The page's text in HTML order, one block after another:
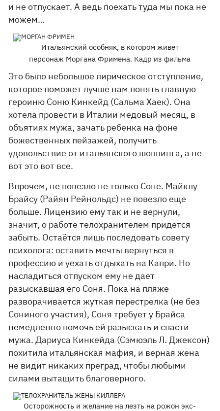
и не отпускает. А ведь поехать туда мы пока не
можем…
Итальянский особняк, в котором живет
персонаж Моргана Фримена. Кадр из фильма
Это было небольшое лирическое отступление,
которое поможет лучше нам понять главную
героиню Соню Кинкейд (Сальма Хаек). Она
хотела провести в Италии медовый месяц, в
объятиях мужа, зачать ребенка на фоне
божественных пейзажей, получить
удовольствие от итальянского шоппинга, а не
вот это вот все.
Впрочем, не повезло не только Соне. Майклу
Брайсу (Райян Рейнольдс) не повезло еще
больше. Лицензию ему так и не вернули,
значит, о работе телохранителем придется
забыть. Остаётся лишь последовать совету
психолога: оставить мечты вернуться в
профессию и уехать отдыхать на Капри. Но
насладиться отпуском ему не дает
разыскавшая его Соня. Пока на пляже
разворачивается жуткая перестрелка (не без
Сониного участия), Соня требует у Брайса
немедленно помочь ей разыскать и спасти
мужа. Дариуса Кинкейда (Сэмюэль Л. Джексон)
похитила итальянская мафия, и верная жена
не видит никаких преград, чтобы любыми
силами вытащить благоверного.
Осторожность и желание на лезть на рожон экс-